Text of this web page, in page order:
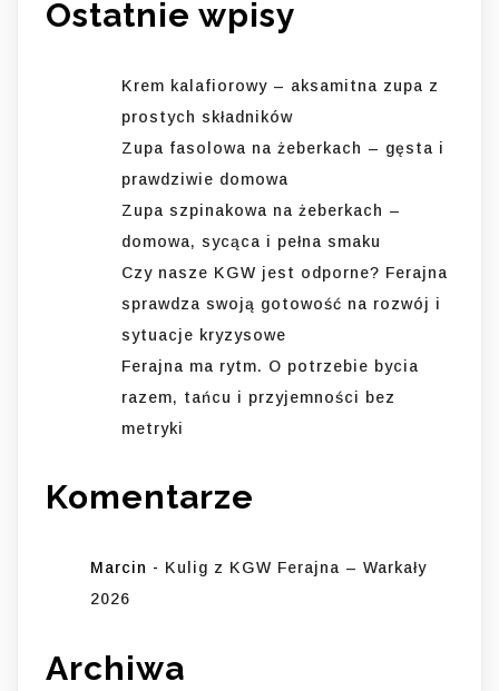
Ostatnie wpisy
Krem kalafiorowy – aksamitna zupa z
prostych składników
Zupa fasolowa na żeberkach – gęsta i
prawdziwie domowa
Zupa szpinakowa na żeberkach –
domowa, sycąca i pełna smaku
Czy nasze KGW jest odporne? Ferajna
sprawdza swoją gotowość na rozwój i
sytuacje kryzysowe
Ferajna ma rytm. O potrzebie bycia
razem, tańcu i przyjemności bez
metryki
Komentarze
Marcin - Kulig z KGW Ferajna – Warkały
2026
Archiwa